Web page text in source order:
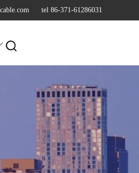
tel 86-371-61286031
